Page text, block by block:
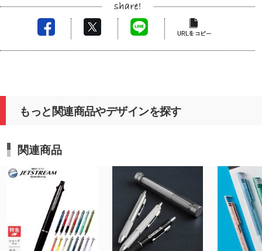
もっと関連商品やデザインを探す
関連商品